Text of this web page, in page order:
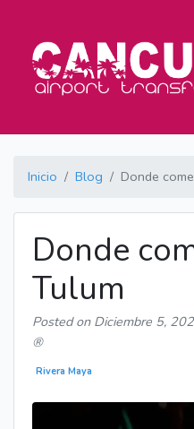
Inicio Blog Donde
Donde
Tulum
Posted on Diciembre 5,
®
Rivera Maya